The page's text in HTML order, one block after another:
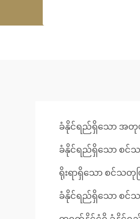
ခံနိုင်ရည်ရှိသော အတု
ခံနိုင်ရည်ရှိသော စင်သ
ရိုးရာရှိသော စင်သတုဖ
ခံနိုင်ရည်ရှိသော စင်သ